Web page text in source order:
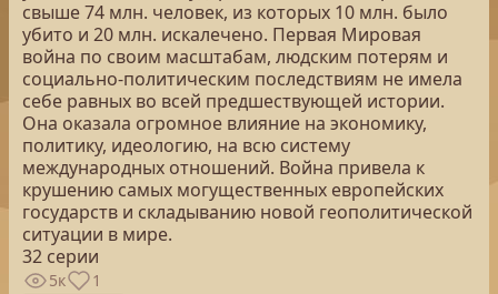
свыше 74 млн. человек, из которых 10 млн. было
убито и 20 млн. искалечено. Первая Мировая
война по своим масштабам, людским потерям и
социально-политическим последствиям не имела
себе равных во всей предшествующей истории.
Она оказала огромное влияние на экономику,
политику, идеологию, на всю систему
международных отношений. Война привела к
крушению самых могущественных европейских
государств и складыванию новой геополитической
ситуации в мире.
32 серии
5к 1